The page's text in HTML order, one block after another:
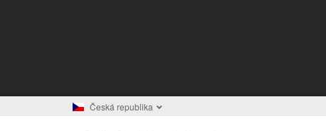
Česká republika